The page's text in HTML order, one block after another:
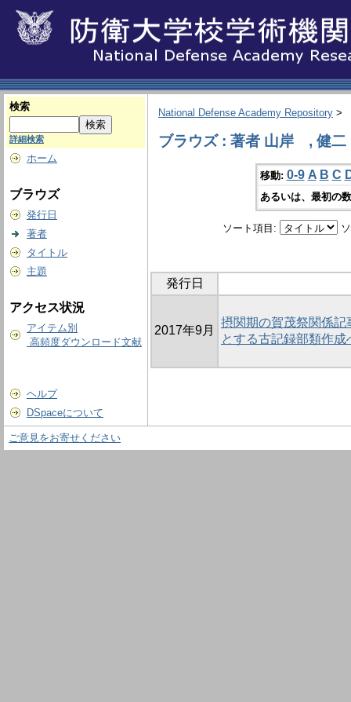
検索
詳細検索
ホーム
ブラウズ
発行日
著者
タイトル
主題
アクセス状況
アイテム別
高頻度ダウンロード文献
ヘルプ
DSpaceについて
National Defense Academy Repository >
ブラウズ : 著者 山岸 , 健二
移動: 0-9 A B C
あるいは、最初の
ソート項目:
発行日
2017年9月
摂関期の賀茂祭関係
とする古記録部類作
ご意見をお寄せください